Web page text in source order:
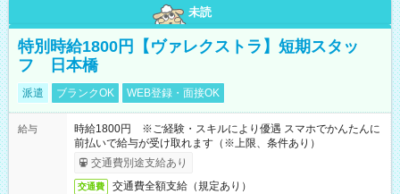
未読
特別時給1800円【ヴァレクストラ】短期スタッ
フ 日本橋
派遣 ブランクOK WEB登録・面接OK
給与
時給1800円 ※ご経験・スキルにより優遇 スマホでかんたんに
前払いで給与が受け取れます（※上限、条件あり）
交通費別途支給あり
交通費 交通費全額支給（規定あり）